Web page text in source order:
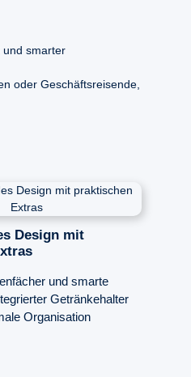
und smarter
oder Geschäftsreisende,
Design mit
und smarte
Getränkehalter
Organisation